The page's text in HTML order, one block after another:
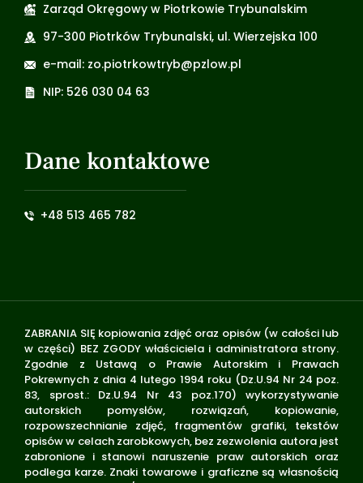
Zarząd Okręgowy w Piotrkowie Trybunalskim
97-300 Piotrków Trybunalski, ul. Wierzejska 100
e-mail: zo.piotrkowtryb@pzlow.pl
NIP: 526 030 04 63
Dane kontaktowe
+48 513 465 782
ZABRANIA SIĘ kopiowania zdjęć oraz opisów (w całości lub
w części) BEZ ZGODY właściciela i administratora strony.
Zgodnie z Ustawą o Prawie Autorskim i Prawach
Pokrewnych z dnia 4 lutego 1994 roku (Dz.U.94 Nr 24 poz.
83, sprost.: Dz.U.94 Nr 43 poz.170) wykorzystywanie
autorskich pomysłów, rozwiązań, kopiowanie,
rozpowszechnianie zdjęć, fragmentów grafiki, tekstów
opisów w celach zarobkowych, bez zezwolenia autora jest
zabronione i stanowi naruszenie praw autorskich oraz
podlega karze. Znaki towarowe i graficzne są własnością